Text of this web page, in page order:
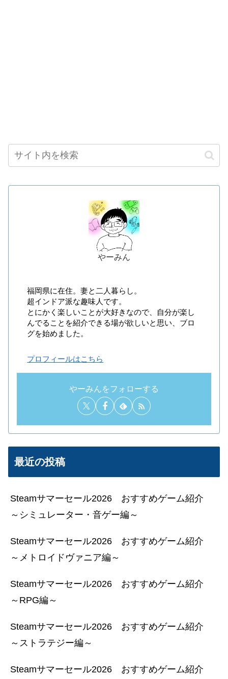
やーみん
福岡県に在住。妻と二人暮らし。
超インドア派な趣味人です。
とにかく楽しいことが大好きなので、自分が楽し
んでることを紹介できる場が欲しいと思い、ブロ
グを始めました。
プロフィールはこちら
やーみんをフォローする
最近の投稿
Steamサマーセール2026 おすすめゲーム紹介
～シミュレーター・音ゲー編～
Steamサマーセール2026 おすすめゲーム紹介
～メトロイドヴァニア編～
Steamサマーセール2026 おすすめゲーム紹介
～RPG編～
Steamサマーセール2026 おすすめゲーム紹介
～ストラテジー編～
Steamサマーセール2026 おすすめゲーム紹介